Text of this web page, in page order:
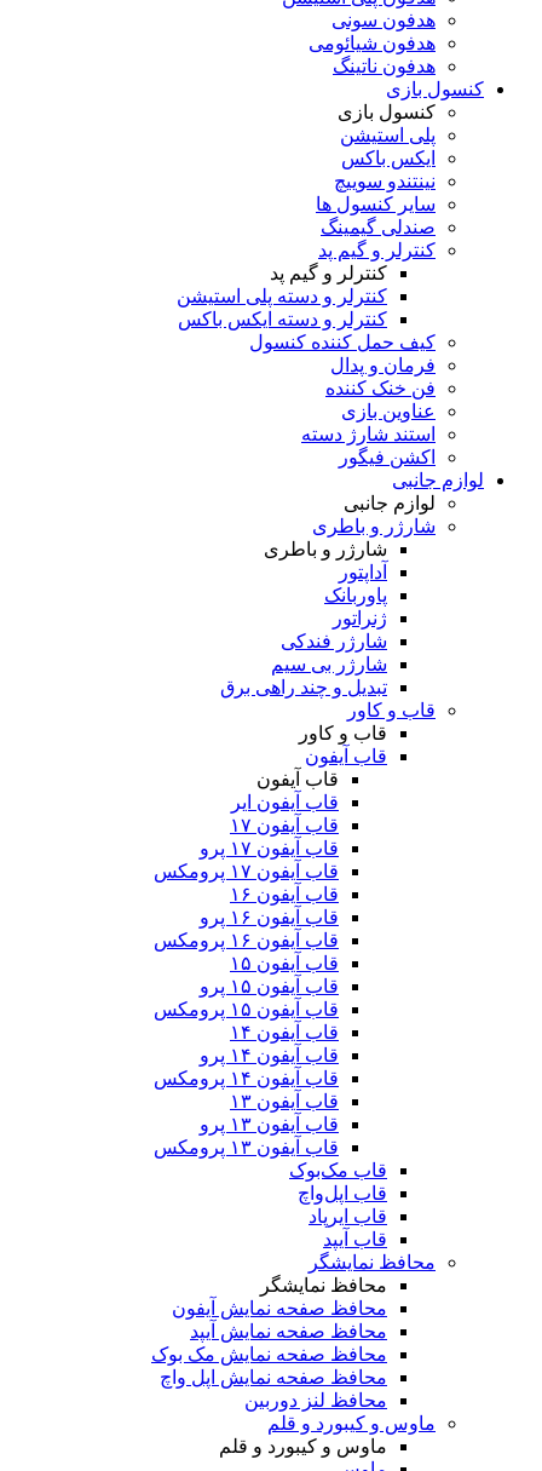
هدفون سونی
هدفون شیائومی
هدفون ناتینگ
کنسول بازی
کنسول بازی
پلی استیشن
ایکس باکس
نینتندو سوییچ
سایر کنسول ها
صندلی گیمینگ
کنترلر و گیم پد
کنترلر و گیم پد
کنترلر و دسته پلی استیشن
کنترلر و دسته ایکس باکس
کیف حمل کننده کنسول
فرمان و پدال
فن خنک کننده
عناوین بازی
استند شارژ دسته
اکشن فیگور
لوازم جانبی
لوازم جانبی
شارژر و باطری
شارژر و باطری
آداپتور
پاوربانک
ژنراتور
شارژر فندکی
شارژر بی سیم
تبدیل و چند راهی برق
قاب و کاور
قاب و کاور
قاب آیفون
قاب آیفون
قاب آیفون ایر
قاب آیفون ۱۷
قاب آیفون ۱۷ پرو
قاب آیفون ۱۷ پرومکس
قاب آیفون ۱۶
قاب آیفون ۱۶ پرو
قاب آیفون ۱۶ پرومکس
قاب آیفون ۱۵
قاب آیفون ۱۵ پرو
قاب آیفون ۱۵ پرومکس
قاب آیفون ۱۴
قاب آیفون ۱۴ پرو
قاب آیفون ۱۴ پرومکس
قاب آیفون ۱۳
قاب آیفون ۱۳ پرو
قاب آیفون ۱۳ پرومکس
قاب مک‌بوک
قاب اپل‌واچ
قاب ایرپاد
قاب آیپد
محافظ نمایشگر
محافظ نمایشگر
محافظ صفحه نمایش آیفون
محافظ صفحه نمایش آیپد
محافظ صفحه نمایش مک بوک
محافظ صفحه نمایش اپل واچ
محافظ لنز دوربین
ماوس و کیبورد و قلم
ماوس و کیبورد و قلم